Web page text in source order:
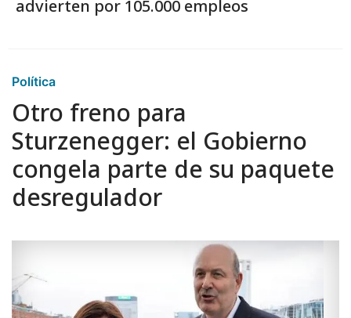
advierten por 105.000 empleos
Política
Otro freno para
Sturzenegger: el Gobierno
congela parte de su paquete
desregulador